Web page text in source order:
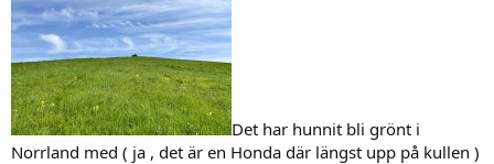
Det har hunnit bli grönt i
Norrland med ( ja , det är en Honda där längst upp på kullen )